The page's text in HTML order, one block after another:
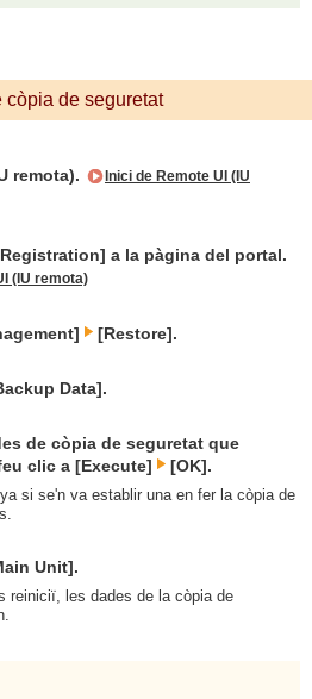
còpia de seguretat
remota).
Inici de Remote UI (IU
a la pàgina del portal.
(IU remota)
[Restore].
Data].
de còpia de seguretat que
clic a [Execute]
[OK].
si se'n va establir una en fer la còpia de
Unit].
reiniciï, les dades de la còpia de